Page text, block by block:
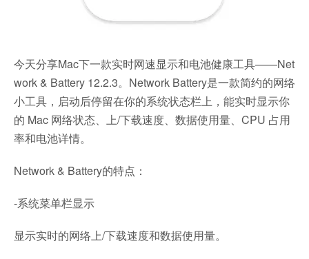
今天分享Mac下一款实时网速显示和电池健康工具——Net
work & Battery 12.2.3。Network Battery是一款简约的网络
小工具，启动后停留在你的系统状态栏上，能实时显示你
的 Mac 网络状态、上/下载速度、数据使用量、CPU 占用
率和电池详情。
Network & Battery的特点：
-系统菜单栏显示
显示实时的网络上/下载速度和数据使用量。